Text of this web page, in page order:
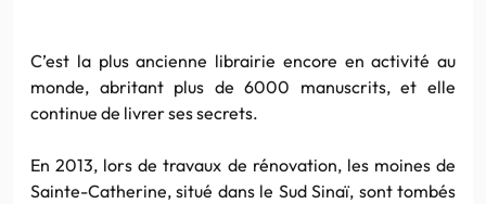
C’est la plus ancienne librairie encore en activité au
monde, abritant plus de 6000 manuscrits, et elle
continue de livrer ses secrets.
En 2013, lors de travaux de rénovation, les moines de
Sainte-Catherine, situé dans le Sud Sinaï, sont tombés